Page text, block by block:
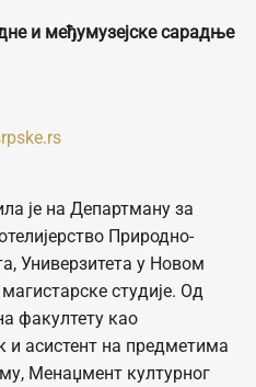
и међумузејске сарадње
је на Департману за
Природно-
Универзитета у Новом
студије. Од
факултету као
и асистент на предметима
Менаџмент културног